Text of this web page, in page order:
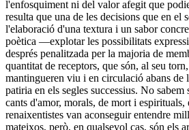
l'enfosquiment ni del valor afegit que
resulta que una de les decisions que en el
l'elaboració d'una textura i un sabor
poètica —explotar les possibilitats
després penalitzada per la majoria de
quantitat de receptors, que són, al seu
mantingueren viu i en circulació abans de
patiria en els segles successius. No
cants d'amor, morals, de mort i espirituals,
renaixentistes van aconseguir entendre
mateixos, però, en qualsevol cas, són els